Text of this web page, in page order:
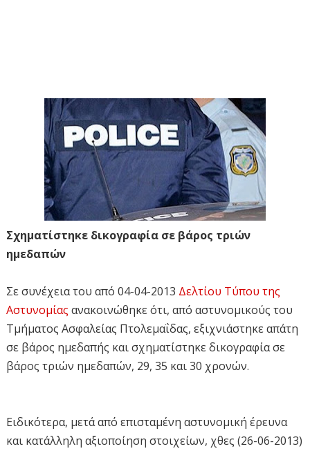
Σχηματίστηκε δικογραφία σε βάρος τριών
ημεδαπών
Σε συνέχεια του από 04-04-2013 Δελτίου Τύπου της
Αστυνομίας ανακοινώθηκε ότι, από αστυνομικούς του
Τμήματος Ασφαλείας Πτολεμαΐδας, εξιχνιάστηκε απάτη
σε βάρος ημεδαπής και σχηματίστηκε δικογραφία σε
βάρος τριών ημεδαπών, 29, 35 και 30 χρονών.
Ειδικότερα, μετά από επισταμένη αστυνομική έρευνα
και κατάλληλη αξιοποίηση στοιχείων, χθες (26-06-2013)